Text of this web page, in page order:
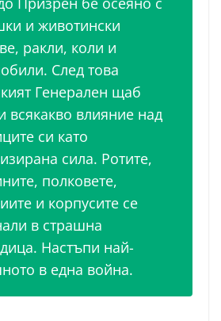
и животински
ракли, коли и
След това
Генерален щаб
всякакво влияние над
си като
сила. Ротите,
полковете,
и корпусите се
в страшна
Настъпи най-
в една война.